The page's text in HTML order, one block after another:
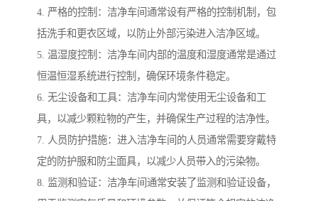
4. 严格的控制：洁净车间通常设有严格的控制机制，包
括洗手和更衣区域，以防止外部污染进入洁净区域。
5. 温湿度控制：洁净车间内部的温度和湿度通常是通过
恒温恒湿系统进行控制，确保环境条件稳定。
6. 无尘设备和工具：洁净车间内常使用无尘设备和工
具，以减少颗粒物的产生，并确保生产过程的洁净性。
7. 人员防护措施：进入洁净车间的人员通常需要穿戴特
定的防护服和防尘面具，以减少人员带入的污染物。
8. 监测和验证：洁净车间通常安装了监测和验证设备，